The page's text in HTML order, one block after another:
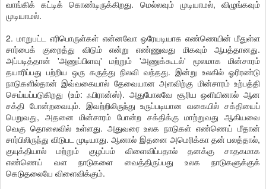
வாங்கிக் கட்டிக் கொண்டிருக்கிறது. மெல்லவும் முடியாமல், விழுங்கவும்
முடியாமல்.
2. மாறுபட்ட எரிபொருள்கள் என்னவோ ஒரேயடியாக எண்ணெயின் மீதுள்ள
சார்பைக் குறைத்து விடும் என்று எண்ணுவது மிகவும் ஆபத்தானது.
அப்படித்தான் 'அணுப்பிளவு' மற்றும் 'அணுக்கூடல்' மூலமாக மின்சாரம்
தயாரிப்பது பற்றிய ஒரு கருத்து நிலவி வந்தது. இன்று உலகில் ஓரிரண்டு
நாடுகளில்தான் இவ்வகையால் தேவையான அளவிற்கு மின்சாரம் உற்பத்தி
செய்யப்படுகிறது (உம்: ஃபிரான்ஸ்). அதுபோலவே சூரிய ஒளியினால் ஆன
சக்தி போன்றவையும். இவற்றிலிருந்து உருப்படியான வகையில் சக்தியைப்
பெறுவது, அதனை மின்சாரம் போன்ற சக்திக்கு மாற்றுவது ஆகியவை
வெகு தொலைவில் உள்ளது. அதுவரை உலக நாடுகள் எண்ணெய் மீதான்
சார்பிலிருந்து விடுபட முடியாது. ஆனால் இதனை அமெரிக்கா தன் பலத்தால்,
குயுக்தியால் மற்றும் குழப்பம் விளைவிப்பதால் தனக்கு சாதகமாக
எண்ணெய் வள நாடுகளை வைத்திருப்பது உலக நாடுகளுக்குக்
கெடுதலையே விளைவிக்கும்.